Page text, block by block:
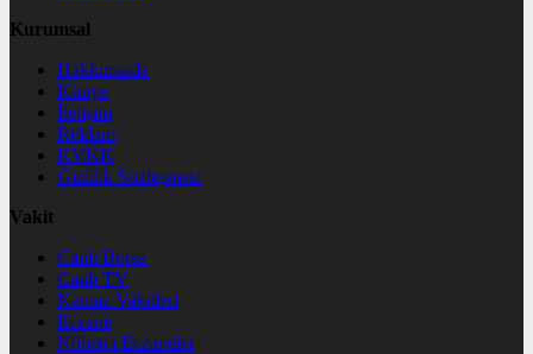
Kurumsal
Hakkımızda
Künye
İletişim
Reklam
KVKK
Gizlilik Sözleşmesi
Vakit
Canlı Borsa
Canlı TV
Namaz Vakitleri
Eczane
Nöbetçi Eczaneler